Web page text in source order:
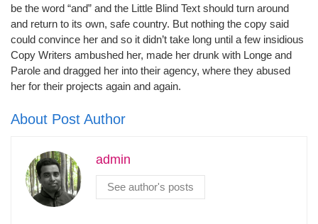
be the word “and” and the Little Blind Text should turn around
and return to its own, safe country. But nothing the copy said
could convince her and so it didn’t take long until a few insidious
Copy Writers ambushed her, made her drunk with Longe and
Parole and dragged her into their agency, where they abused
her for their projects again and again.
About Post Author
admin
See author's posts